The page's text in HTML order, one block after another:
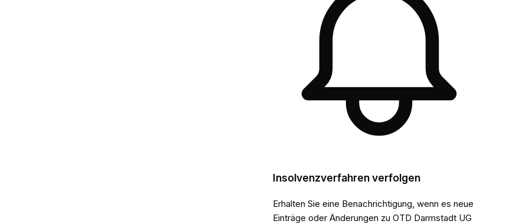
Insolvenzverfahren verfolgen
Erhalten Sie eine Benachrichtigung, wenn es neue
Einträge oder Änderungen zu OTD Darmstadt UG